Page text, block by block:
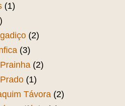
(1)
(2)
(3)
(2)
(1)
Távora (2)